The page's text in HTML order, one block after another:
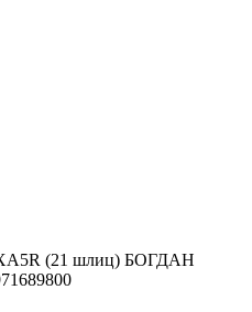
(21 шлиц) БОГДАН